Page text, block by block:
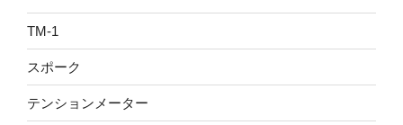
TM-1
スポーク
テンションメーター